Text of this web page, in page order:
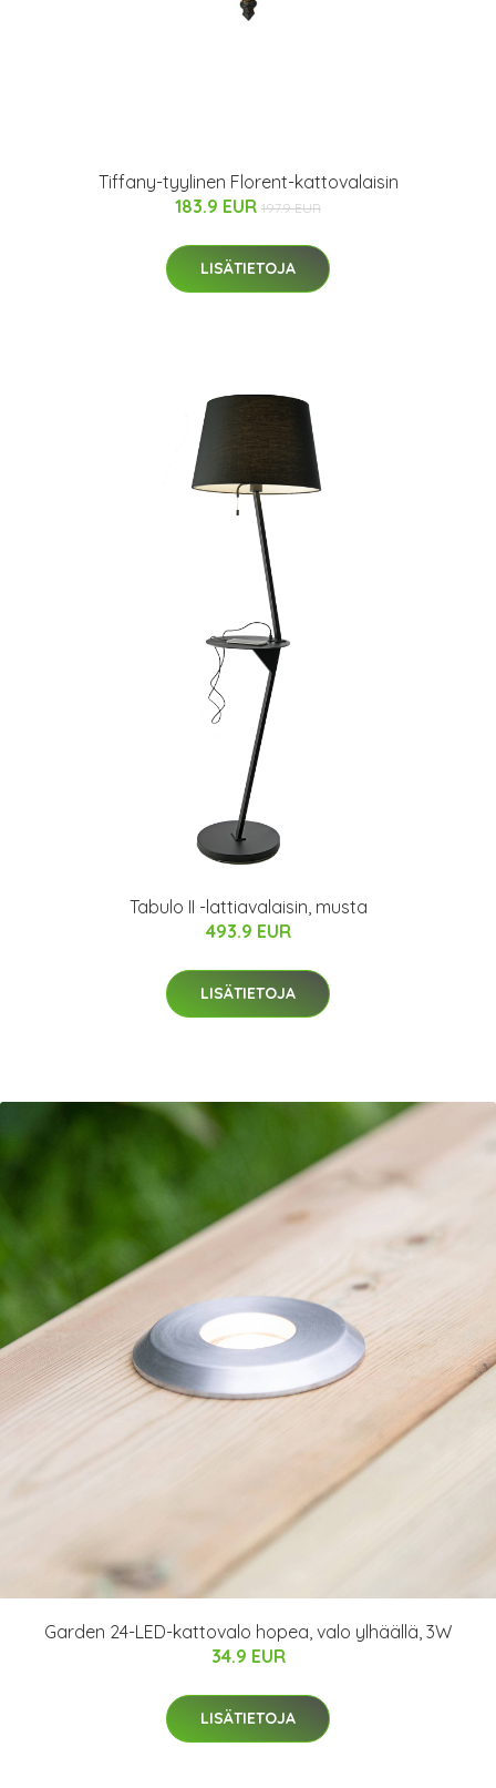
Tiffany-tyylinen Florent-kattovalaisin
183.9 EUR 197.9 EUR
LISÄTIETOJA
Tabulo II -lattiavalaisin, musta
493.9 EUR
LISÄTIETOJA
Garden 24-LED-kattovalo hopea, valo ylhäällä, 3W
34.9 EUR
LISÄTIETOJA